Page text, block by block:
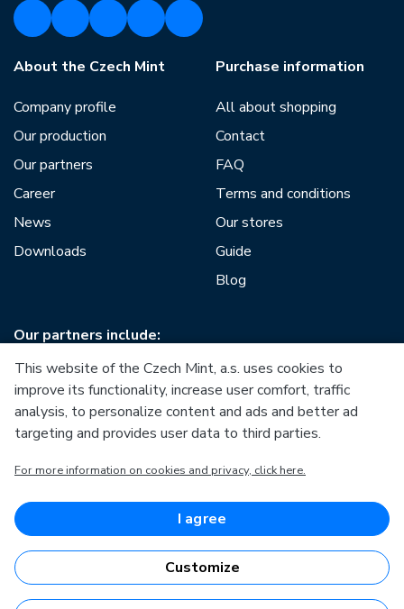
About the Czech Mint
Company profile
Our production
Our partners
Career
News
Downloads
Purchase information
All about shopping
Contact
FAQ
Terms and conditions
Our stores
Guide
Blog
Our partners include:
European Regional Development Fund
Competitiveness
European Regional Development Fund
This website of the Czech Mint, a.s. uses cookies to
improve its functionality, increase user comfort, traffic
analysis, to personalize content and ads and better ad
targeting and provides user data to third parties.
For more information on cookies and privacy, click here.
I agree
Customize